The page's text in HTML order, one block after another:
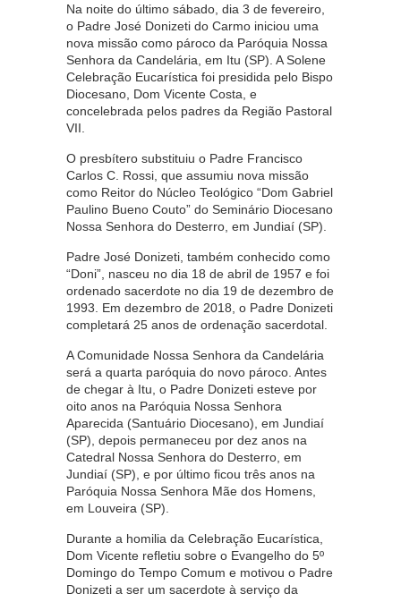
Na noite do último sábado, dia 3 de fevereiro,
o Padre José Donizeti do Carmo iniciou uma
nova missão como pároco da Paróquia Nossa
Senhora da Candelária, em Itu (SP). A Solene
Celebração Eucarística foi presidida pelo Bispo
Diocesano, Dom Vicente Costa, e
concelebrada pelos padres da Região Pastoral
VII.
O presbítero substituiu o Padre Francisco
Carlos C. Rossi, que assumiu nova missão
como Reitor do Núcleo Teológico “Dom Gabriel
Paulino Bueno Couto” do Seminário Diocesano
Nossa Senhora do Desterro, em Jundiaí (SP).
Padre José Donizeti, também conhecido como
“Doni”, nasceu no dia 18 de abril de 1957 e foi
ordenado sacerdote no dia 19 de dezembro de
1993. Em dezembro de 2018, o Padre Donizeti
completará 25 anos de ordenação sacerdotal.
A Comunidade Nossa Senhora da Candelária
será a quarta paróquia do novo pároco. Antes
de chegar à Itu, o Padre Donizeti esteve por
oito anos na Paróquia Nossa Senhora
Aparecida (Santuário Diocesano), em Jundiaí
(SP), depois permaneceu por dez anos na
Catedral Nossa Senhora do Desterro, em
Jundiaí (SP), e por último ficou três anos na
Paróquia Nossa Senhora Mãe dos Homens,
em Louveira (SP).
Durante a homilia da Celebração Eucarística,
Dom Vicente refletiu sobre o Evangelho do 5º
Domingo do Tempo Comum e motivou o Padre
Donizeti a ser um sacerdote à serviço da